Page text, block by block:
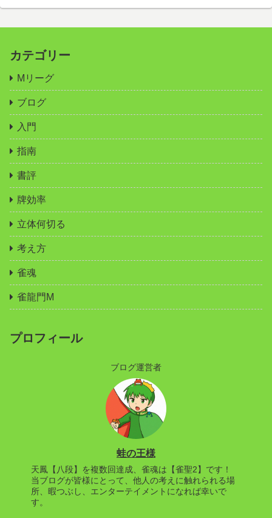
カテゴリー
Mリーグ
ブログ
入門
指南
書評
牌効率
立体何切る
考え方
雀魂
雀龍門M
プロフィール
ブログ運営者
蛙の王様
天鳳【八段】を複数回達成、雀魂は【雀聖2】です！
当ブログが皆様にとって、他人の考えに触れられる場
所、暇つぶし、エンターテイメントになれば幸いで
す。